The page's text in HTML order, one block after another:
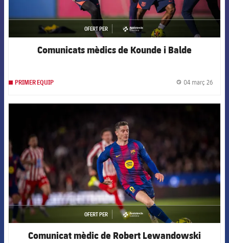
OFERT PER
asistencia
Comunicats mèdics de Kounde i Balde
PRIMER EQUIP 04 març 26
OFERT PER
asistencia
Comunicat mèdic de Robert Lewandowski